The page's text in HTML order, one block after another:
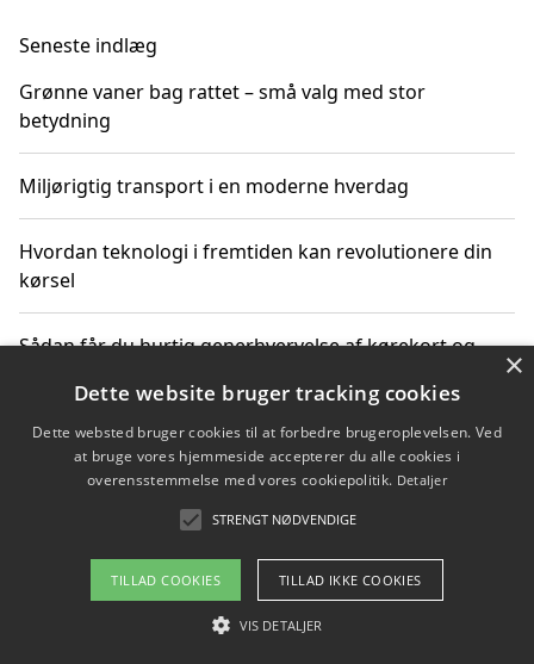
Seneste indlæg
Grønne vaner bag rattet – små valg med stor
betydning
Miljørigtig transport i en moderne hverdag
Hvordan teknologi i fremtiden kan revolutionere din
kørsel
Sådan får du hurtig generhvervelse af kørekort og
Sådan lærer du miljørigtig kørsel hos en køreskole i
Gentofte
Copyright 2026 - Pilanto Aps
Om / kontakt
×
Dette website bruger tracking cookies
Dette websted bruger cookies til at forbedre brugeroplevelsen. Ved
at bruge vores hjemmeside accepterer du alle cookies i
overensstemmelse med vores cookiepolitik. Detaljer
STRENGT NØDVENDIGE
TILLAD COOKIES TILLAD IKKE COOKIES
VIS DETALJER